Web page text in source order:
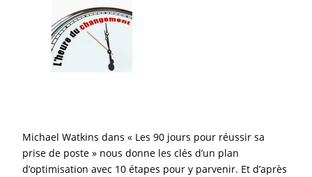
Michael Watkins dans « Les 90 jours pour réussir sa
prise de poste » nous donne les clés d’un plan
d’optimisation avec 10 étapes pour y parvenir. Et d’après